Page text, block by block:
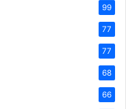
99
77
77
68
66